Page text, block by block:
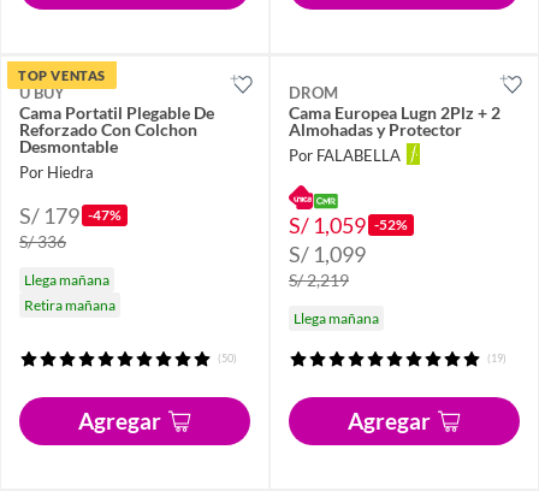
TOP VENTAS
U BUY
Cama Portatil Plegable De
Reforzado Con Colchon
Desmontable
Por Hiedra
S/ 179 -47%
S/ 336
Llega mañana
Retira mañana
(50)
Agregar
DROM
Cama Europea Lugn 2Plz + 2
Almohadas y Protector
Por FALABELLA
S/ 1,059 -52%
S/ 1,099
S/ 2,219
Llega mañana
(19)
Agregar